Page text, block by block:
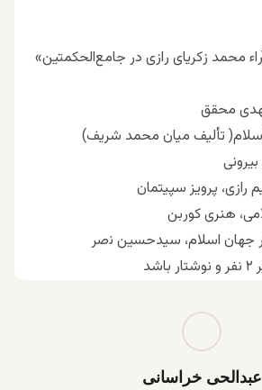
ﻣﺤﻤﺪ ﺯﮐﺮﯾﺎﯼ ﺭﺍﺯﯼ ﺩﺭ ﺟﺎﻣﻊﺍﻟﺤﮑﻤﺘﯿﻦ»
عبدالحی خراسانی